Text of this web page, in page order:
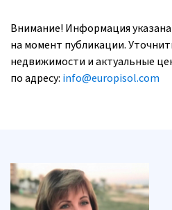
Внимание! Информация
на момент публикации.
недвижимости и актуальные
по адресу: info@europisol.com